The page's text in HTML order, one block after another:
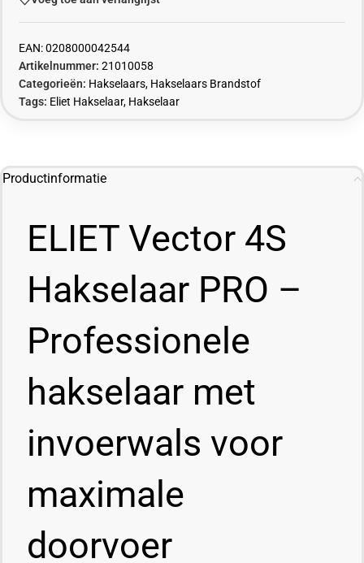
EAN:0208000042544
Artikelnummer: 21010058
Categorieën: Hakselaars, Hakselaars Brandstof
Tags: Eliet Hakselaar, Hakselaar
Productinformatie
ELIET Vector 4S
Hakselaar PRO –
Professionele
hakselaar met
invoerwals voor
maximale
doorvoer